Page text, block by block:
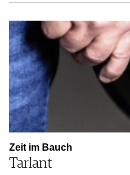
Zeit im Bauch
Tarlant